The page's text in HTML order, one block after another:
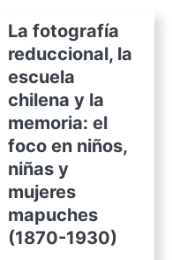
La fotografía
reduccional, la
escuela
chilena y la
memoria: el
foco en niños,
niñas y
mujeres
mapuches
(1870-1930)